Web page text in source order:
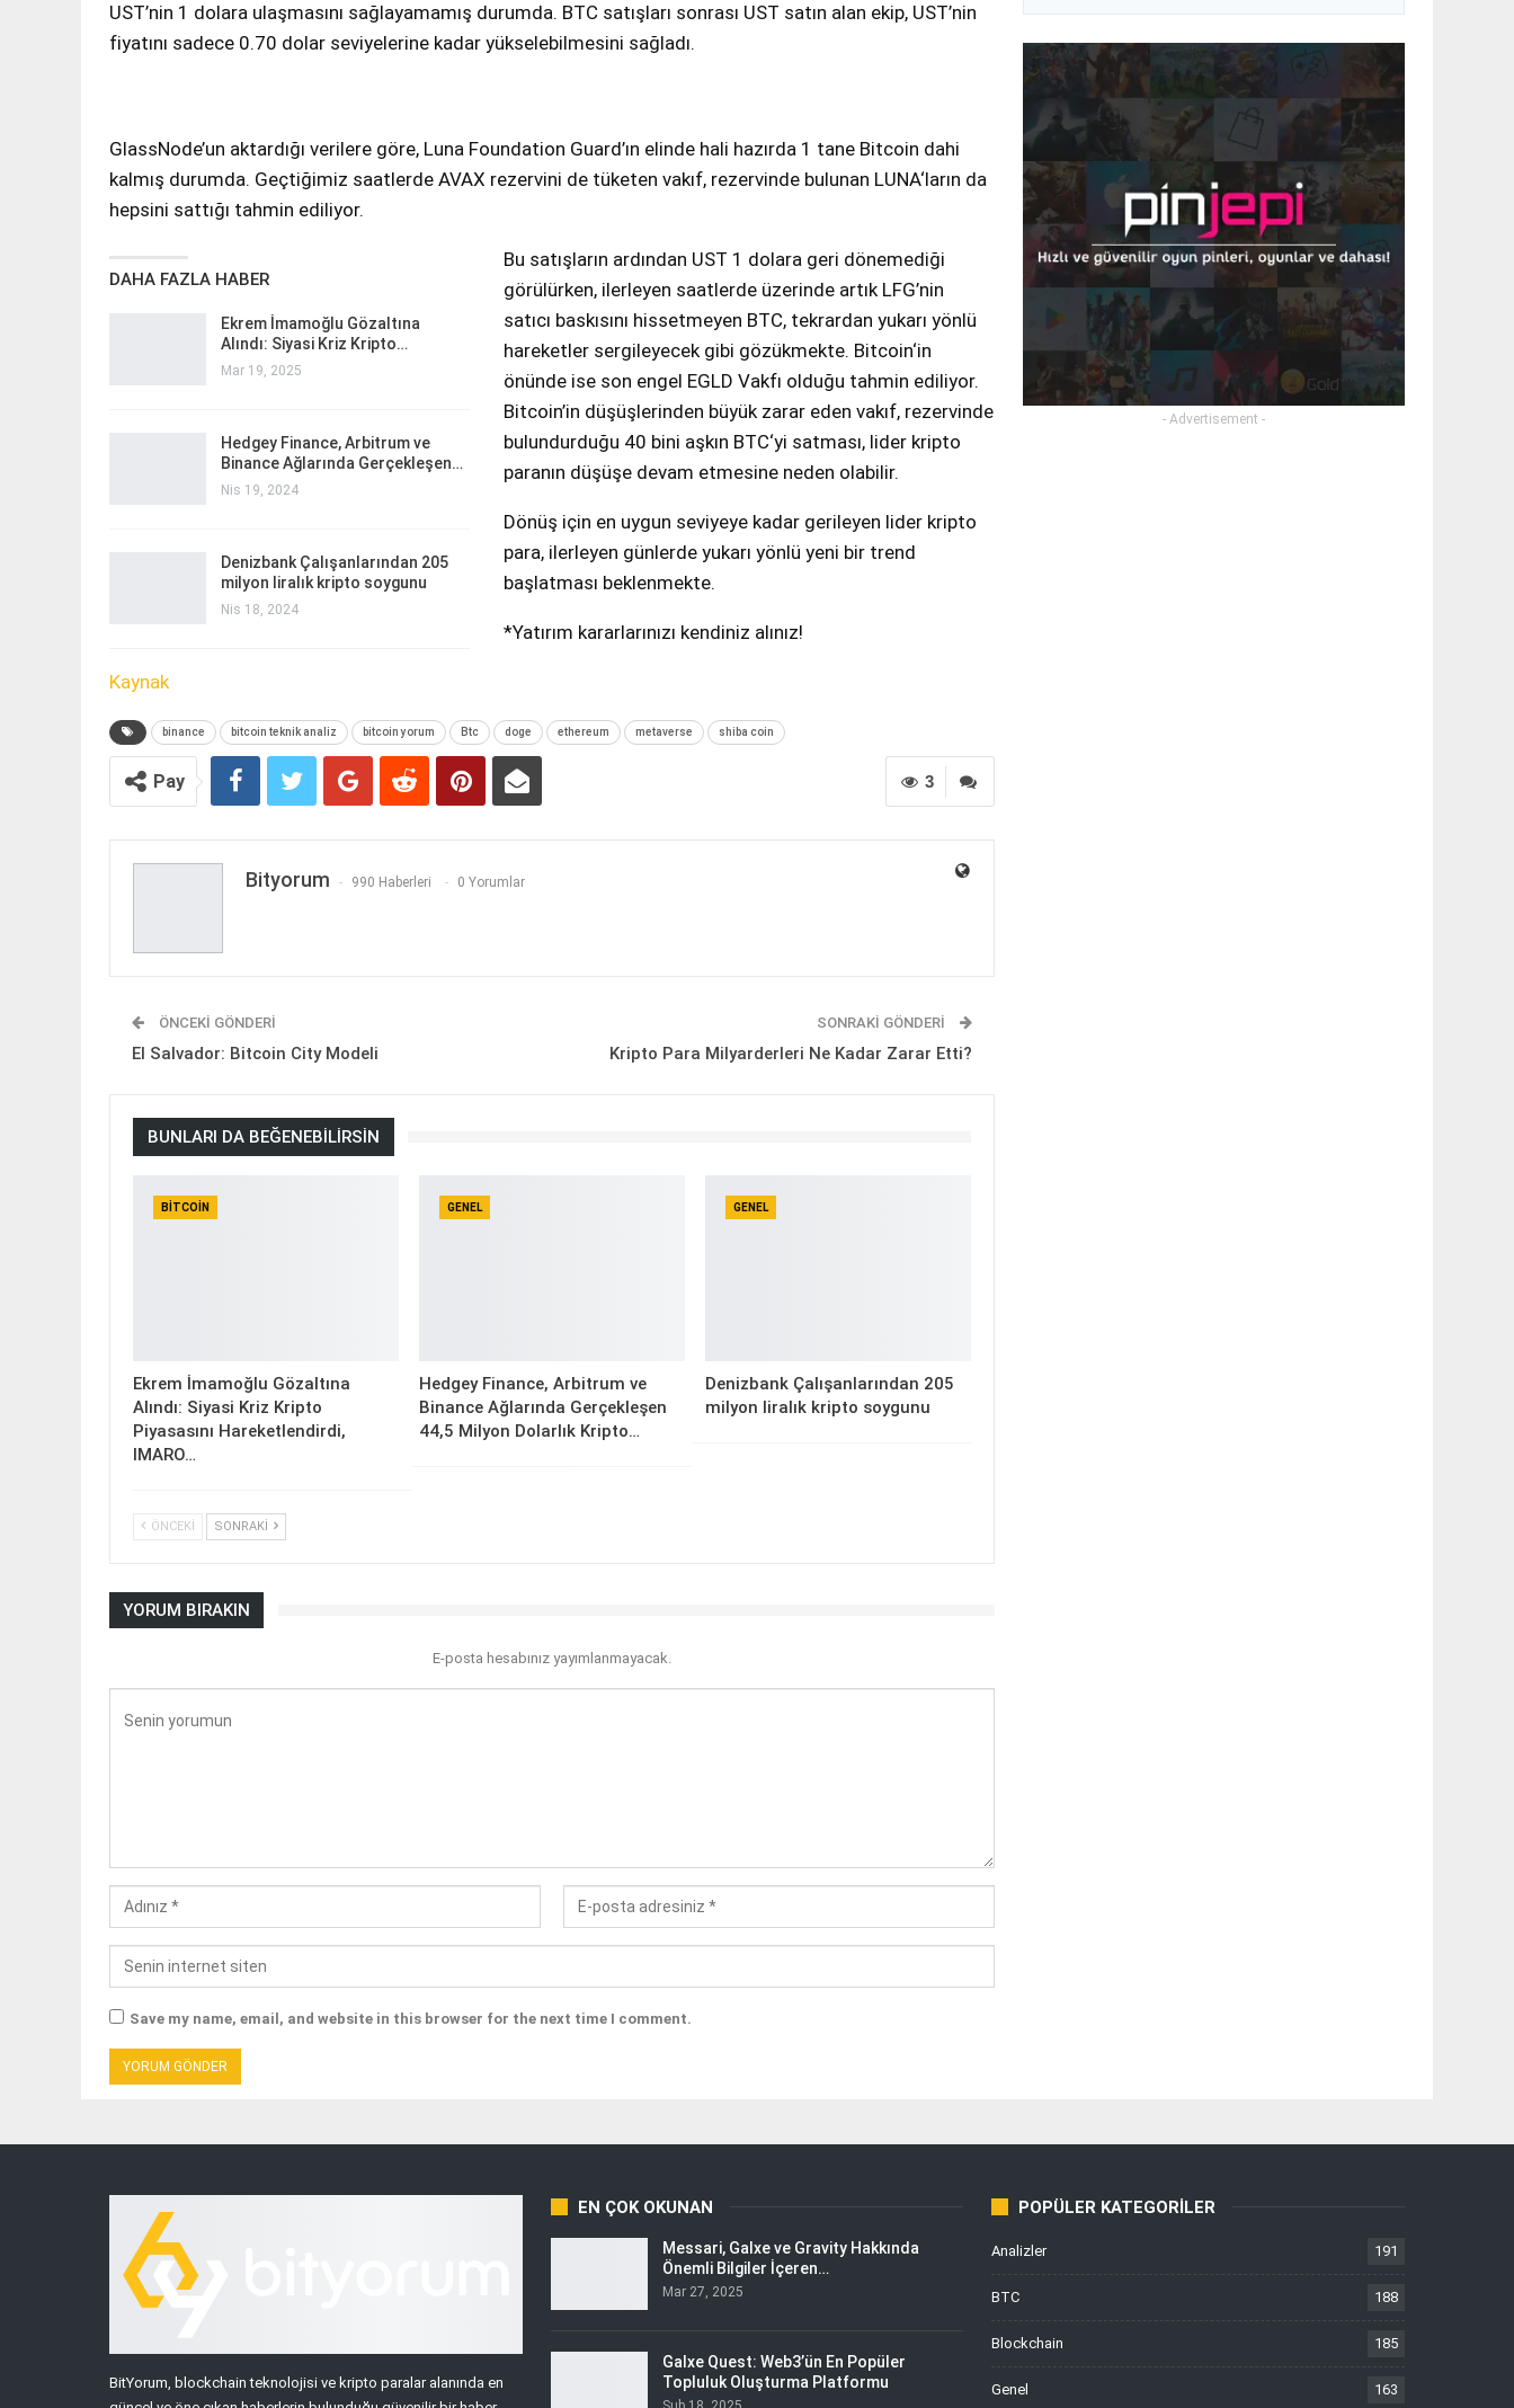
UST’nin 1 dolara ulaşmasını sağlayamamış durumda. BTC satışları sonrası UST satın alan ekip, UST’nin
fiyatını sadece 0.70 dolar seviyelerine kadar yükselebilmesini sağladı.
GlassNode’un aktardığı verilere göre, Luna Foundation Guard’ın elinde hali hazırda 1 tane Bitcoin dahi
kalmış durumda. Geçtiğimiz saatlerde AVAX rezervini de tüketen vakıf, rezervinde bulunan LUNA‘ların da
hepsini sattığı tahmin ediliyor.
DAHA FAZLA HABER
Ekrem İmamoğlu Gözaltına
Alındı: Siyasi Kriz Kripto…
Mar 19, 2025
Hedgey Finance, Arbitrum ve
Binance Ağlarında Gerçekleşen…
Nis 19, 2024
Denizbank Çalışanlarından 205
milyon liralık kripto soygunu
Nis 18, 2024
Bu satışların ardından UST 1 dolara geri dönemediği
görülürken, ilerleyen saatlerde üzerinde artık LFG’nin
satıcı baskısını hissetmeyen BTC, tekrardan yukarı yönlü
hareketler sergileyecek gibi gözükmekte. Bitcoin‘in
önünde ise son engel EGLD Vakfı olduğu tahmin ediliyor.
Bitcoin’in düşüşlerinden büyük zarar eden vakıf, rezervinde
bulundurduğu 40 bini aşkın BTC‘yi satması, lider kripto
paranın düşüşe devam etmesine neden olabilir.
Dönüş için en uygun seviyeye kadar gerileyen lider kripto
para, ilerleyen günlerde yukarı yönlü yeni bir trend
başlatması beklenmekte.
*Yatırım kararlarınızı kendiniz alınız!
Kaynak
binance bitcoin teknik analiz bitcoin yorum Btc doge ethereum metaverse shiba coin
3
Pay
Bityorum 990 Haberleri 0 Yorumlar
ÖNCEKI GÖNDERI
El Salvador: Bitcoin City Modeli
SONRAKI GÖNDERI
Kripto Para Milyarderleri Ne Kadar Zarar Etti?
BUNLARI DA BEĞENEBILIRSIN
BITCOIN
Ekrem İmamoğlu Gözaltına
Alındı: Siyasi Kriz Kripto
Piyasasını Hareketlendirdi,
IMARO…
GENEL
Hedgey Finance, Arbitrum ve
Binance Ağlarında Gerçekleşen
44,5 Milyon Dolarlık Kripto…
GENEL
Denizbank Çalışanlarından 205
milyon liralık kripto soygunu
ÖNCEKI SONRAKI
YORUM BIRAKIN
E-posta hesabınız yayımlanmayacak.
Save my name, email, and website in this browser for the next time I comment.
- Advertisement -
BitYorum, blockchain teknolojisi ve kripto paralar alanında en
EN ÇOK OKUNAN
Messari, Galxe ve Gravity Hakkında
Önemli Bilgiler İçeren…
Mar 27, 2025
Galxe Quest: Web3’ün En Popüler
Topluluk Oluşturma Platformu
POPÜLER KATEGORILER
Analizler 191
BTC 188
Blockchain 185
Genel 163